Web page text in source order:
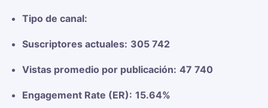
Tipo de canal:
Suscriptores actuales: 305 742
Vistas promedio por publicación: 47 740
Engagement Rate (ER): 15.64%